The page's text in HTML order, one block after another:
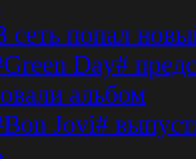
сеть попал
Day#
альбом
Jovi#